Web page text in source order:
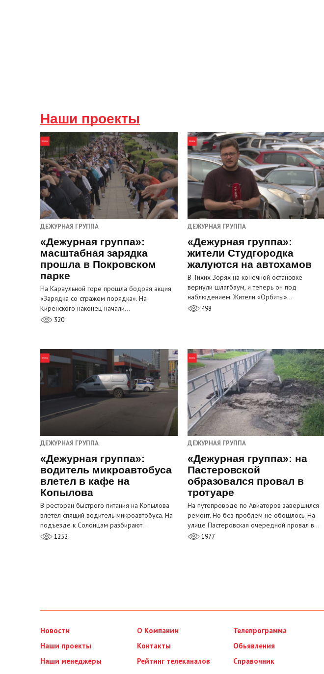
Наши проекты
ДЕЖУРНАЯ ГРУППА
«Дежурная группа»:
масштабная зарядка
прошла в Покровском
парке
На Караульной горе прошла бодрая акция
«Зарядка со стражем порядка». На
Киренского наконец начали…
320
ДЕЖУРНАЯ ГРУППА
«Дежурная группа»:
жители Студгородка
жалуются на автохамов
В Тихих Зорях на конечной остановке
вернули шлагбаум, и теперь он под
наблюдением. Жители «Орбиты»…
498
ДЕЖУРНАЯ ГРУППА
«Дежурная группа»:
водитель микроавтобуса
влетел в кафе на
Копылова
В ресторан быстрого питания на Копылова
влетел спящий водитель микроавтобуса. На
подъезде к Солонцам разбирают…
1252
ДЕЖУРНАЯ ГРУППА
«Дежурная группа»: на
Пастеровской
образовался провал в
тротуаре
На путепроводе по Авиаторов завершился
ремонт. Но без проблем не обошлось. На
улице Пастеровская очередной провал в…
1977
Новости
Наши проекты
Наши менеджеры
О Компании
Контакты
Рейтинг телеканалов
Телепрограмма
Обьявления
Справочник